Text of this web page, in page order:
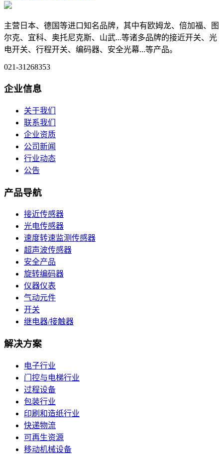
主营日本、德国等进口知名品牌，其中有欧姆龙、倍加福、图
尔克、宜科、奥托尼克斯、山武...等诸多品牌的接近开关、光
电开关、行程开关、编码器、安全光幕...等产品。
021-31268353
企业信息
关于我们
联系我们
企业资质
公司新闻
行业动态
公告
产品导航
接近传感器
光电传感器
速度转速监测传感器
超声波传感器
安全产品
旋转编码器
仪器仪表
气动元件
开关
继电器/接触器
解决方案
电子行业
门控与电梯行业
过程设备
包装行业
印刷和造纸行业
快递物流
可再生资源
移动机械设备